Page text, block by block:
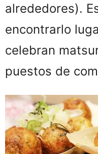
alrededores).
encontrarlo
celebran
puestos de